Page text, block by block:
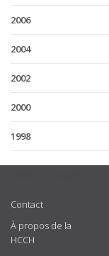
2006
2004
2002
2000
1998
Contact
À propos de la
HCCH